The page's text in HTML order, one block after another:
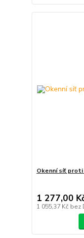
Okenní síť proti
1 277,00
1 055,37 Kč bez